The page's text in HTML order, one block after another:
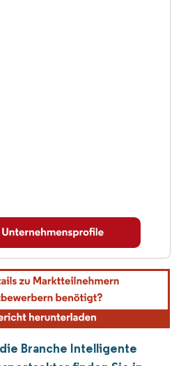
Branche Intelligente